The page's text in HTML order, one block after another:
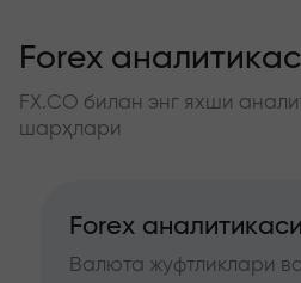
Forex
FX.CO билан энг яхши
шарҳлари
Forex аналитикаси
Валюта жуфтликлари